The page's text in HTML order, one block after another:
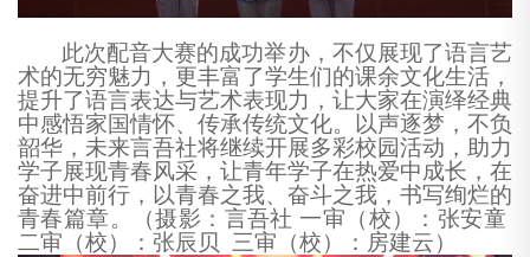
此次配音大赛的成功举办，不仅展现了语言艺
术的无穷魅力，更丰富了学生们的课余文化生活，
提升了语言表达与艺术表现力，让大家在演绎经典
中感悟家国情怀、传承传统文化。以声逐梦，不负
韶华，未来言吾社将继续开展多彩校园活动，助力
学子展现青春风采，让青年学子在热爱中成长，在
奋进中前行，以青春之我、奋斗之我，书写绚烂的
青春篇章。（摄影：言吾社 一审（校）：张安童
二审（校）：张辰贝
三审（校）：房建云）